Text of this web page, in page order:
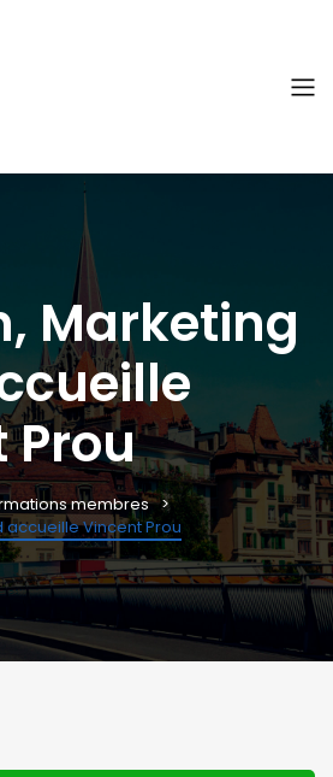
Marketing
Prou
membres
accueille Vincent Prou